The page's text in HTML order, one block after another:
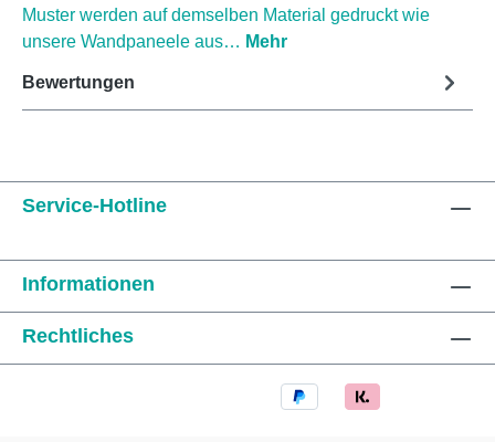
Muster werden auf demselben Material gedruckt wie
unsere Wandpaneele aus… Mehr
Bewertungen
Service-Hotline
Informationen
Rechtliches